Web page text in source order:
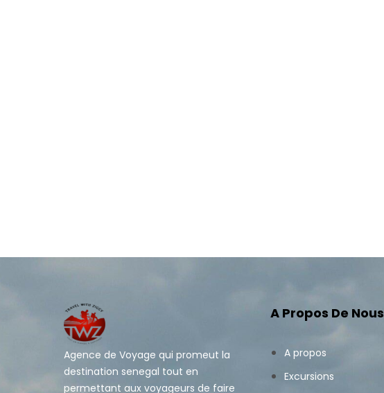
Agence de Voyage qui promeut la
destination senegal tout en
permettant aux voyageurs de faire
A Propos De Nous
A propos
Excursions